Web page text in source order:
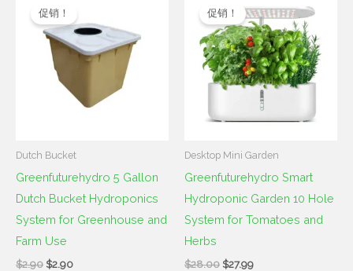
促销！
Dutch Bucket
Greenfuturehydro 5 Gallon
Dutch Bucket Hydroponics
System for Greenhouse and
Farm Use
$2.90
价
为：
$2.90。
$2.90
价
格
为：
$2.90。
促销！
Desktop Mini Garden
Greenfuturehydro Smart
Hydroponic Garden 10 Hole
System for Tomatoes and
Herbs
$28.00
价
为：
$28.00。
$27.99
前
价
格
为：
$27.99。